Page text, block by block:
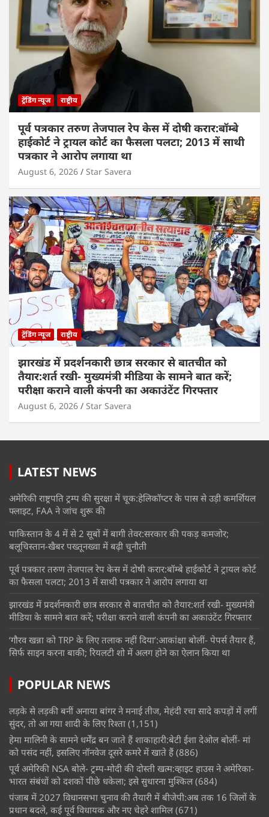
ट्रेंडिंग न्यूज राष्ट्रीय
पूर्व पत्रकार तरुण तेजपाल रेप केस में दोषी करार:बॉम्बे
हाईकोर्ट ने ट्रायल कोर्ट का फैसला पलटा; 2013 में साथी
पत्रकार ने आरोप लगाया था
August 6, 2026 Star Savera
ट्रेंडिंग न्यूज राष्ट्रीय
झारखंड में प्रदर्शनकारी छात्र सरकार से बातचीत को
तैयार:शर्त रखी- मुख्यमंत्री मीडिया के सामने बात करें;
परीक्षा कराने वाली कंपनी का अकाउंटेंट गिरफ्तार
August 6, 2026 Star Savera
LATEST NEWS
अमेरिकी राष्ट्रपति ट्रम्प की सुरक्षा में चूक:हेलिकॉप्टर के पास से उड़ी कमर्शियल
फ्लाइट, FAA ने जांच शुरू की
पाकिस्तान के 4 में से 2 सूबों में बागी तेवर:सरकार की पकड़ कमजोर;
बलूचिस्तान-खैबर पख्तूनख्वा में बढ़ी चुनौती
पूर्व पत्रकार तरुण तेजपाल रेप केस में दोषी करार:बॉम्बे हाईकोर्ट ने ट्रायल कोर्ट
का फैसला पलटा; 2013 में साथी पत्रकार ने आरोप लगाया था
झारखंड में प्रदर्शनकारी छात्र सरकार से बातचीत को तैयार:शर्त रखी- मुख्यमंत्री
मीडिया के सामने बात करें; परीक्षा कराने वाली कंपनी का अकाउंटेंट गिरफ्तार
‘गौरव खन्ना को TRP के लिए तलाक नहीं दिया’:आकांक्षा बोलीं- पेपर्स तैयार हैं,
सिर्फ साइन करना बाकी; रियलटी शो में अलग होने का ऐलान किया था
POPULAR NEWS
लड़के से लड़की बनीं अनाया बांगर ने मनाई तीज, मेहंदी रचा सादे कपड़ों में लगीं
सुंदर, तो आ गया शादी के लिए रिश्ता (1,151)
हेमा मालिनी के सामने धर्मेंद्र बन जाते हैं शाकाहारी:बेटी ईशा देओल बोलीं- मां
को पसंद नहीं, इसलिए नॉनवेज दूसरे कमरे में खाते हैं (886)
पूर्व अमेरिकी NSA बोले- ट्रम्प-मोदी की दोस्ती खत्म:व्हाइट हाउस ने अमेरिका-
भारत संबंधों को दशकों पीछे धकेला; इसे सुधारना मुश्किल (684)
पंजाब में 2027 विधानसभा चुनाव की तैयारी में बीजेपी:अब तक 16 जिलों के
प्रधान बदले, कई पूर्व विधायक और नए चेहरे शामिल (671)